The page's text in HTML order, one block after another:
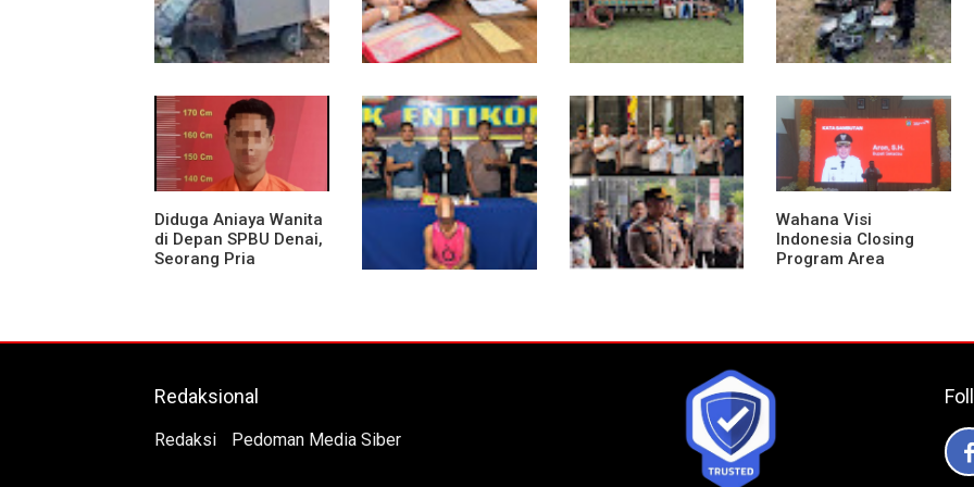
Mobil Box Terjun ke
Jurang Depan KC,
Diduga Rem Blong
Diduga Jadi Korban
Penyebaran Foto
Pribadi dan
Dicemarkan di TikTok,
AF Lapor ke Polda
Sumut
Polsek Entikong Gelar
Apel Siaga Karhutla
2026, Sinergi Lintas
Sektor Cegah
Kebakaran Hutan dan
Lahan
Truk Kontainer Oleng
Tabrak Vario, Warga
Kapuas Meninggal di
Dusun Mak Tampong
Diduga Aniaya Wanita
di Depan SPBU Denai,
Seorang Pria
Sabu 151,76 Gram di
Sanggau: Keamanan
Wahana Visi
Indonesia Closing
Program Area
Redaksional
Redaksi Pedoman Media Siber